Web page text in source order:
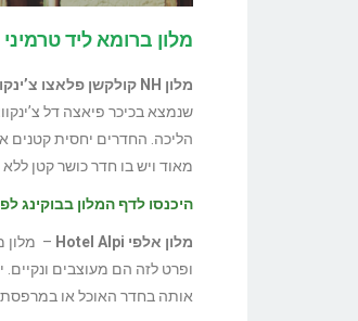
מלון ברומא ליד
מלון NH קולקשן פלאצו צ’ינקווצ’נטו NH Collection Palazzo Cinquecento
הליכה. החדרים יחסית קטנים
מאוד ויש בו חדר כושר קטן
היכנסו לדף המלון בבוקינג
מלון אלפי Hotel Alpi
אותה בחדר האוכל או במרפסת